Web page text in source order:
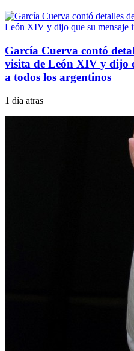
García Cuerva contó
visita de León XIV y dijo
a todos los argentinos
1 día atras